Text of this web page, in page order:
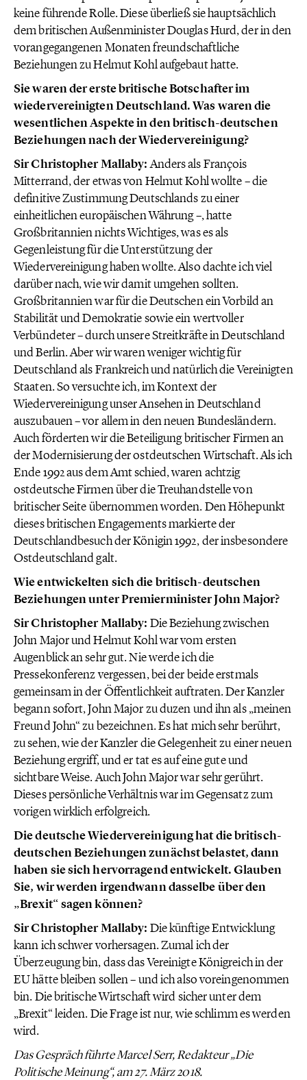
keine führende Rolle. Diese überließ sie hauptsächlich
dem britischen Außenminister Douglas Hurd, der in den
vorangegangenen Monaten freundschaftliche
Beziehungen zu Helmut Kohl aufgebaut hatte.
Sie waren der erste britische Botschafter im
wiedervereinigten Deutschland. Was waren die
wesentlichen Aspekte in den britisch-deutschen
Beziehungen nach der Wiedervereinigung?
Sir Christopher Mallaby:Anders als François
Mitterrand, der etwas von Helmut Kohl wollte – die
definitive Zustimmung Deutschlands zu einer
einheitlichen europäischen Währung –, hatte
Großbritannien nichts Wichtiges, was es als
Gegenleistung für die Unterstützung der
Wiedervereinigung haben wollte. Also dachte ich viel
darüber nach, wie wir damit umgehen sollten.
Großbritannien war für die Deutschen ein Vorbild an
Stabilität und Demokratie sowie ein wertvoller
Verbündeter – durch unsere Streitkräfte in Deutschland
und Berlin. Aber wir waren weniger wichtig für
Deutschland als Frankreich und natürlich die Vereinigten
Staaten. So versuchte ich, im Kontext der
Wiedervereinigung unser Ansehen in Deutschland
auszubauen – vor allem in den neuen Bundesländern.
Auch förderten wir die Beteiligung britischer Firmen an
der Modernisierung der ostdeutschen Wirtschaft. Als ich
Ende 1992 aus dem Amt schied, waren achtzig
ostdeutsche Firmen über die Treuhandstelle von
britischer Seite übernommen worden. Den Höhepunkt
dieses britischen Engagements markierte der
Deutschlandbesuch der Königin 1992, der insbesondere
Ostdeutschland galt.
Wie entwickelten sich die britisch-deutschen
Beziehungen unter Premierminister John Major?
Sir Christopher Mallaby: Die Beziehung zwischen
John Major und Helmut Kohl war vom ersten
Augenblick an sehr gut. Nie werde ich die
Pressekonferenz vergessen, bei der beide erstmals
gemeinsam in der Öffentlichkeit auftraten. Der Kanzler
begann sofort, John Major zu duzen und ihn als „meinen
Freund John“ zu bezeichnen. Es hat mich sehr berührt,
zu sehen, wie der Kanzler die Gelegenheit zu einer neuen
Beziehung ergriff, und er tat es auf eine gute und
sichtbare Weise. Auch John Major war sehr gerührt.
Dieses persönliche Verhältnis war im Gegensatz zum
vorigen wirklich erfolgreich.
Die deutsche Wiedervereinigung hat die britisch-
deutschen Beziehungen zunächst belastet, dann
haben sie sich hervorragend entwickelt. Glauben
Sie, wir werden irgendwann dasselbe über den
„Brexit“ sagen können?
Sir Christopher Mallaby: Die künftige Entwicklung
kann ich schwer vorhersagen. Zumal ich der
Überzeugung bin, dass das Vereinigte Königreich in der
EU hätte bleiben sollen – und ich also voreingenommen
bin. Die britische Wirtschaft wird sicher unter dem
„Brexit“ leiden. Die Frage ist nur, wie schlimm es werden
wird.
Das Gespräch führte Marcel Serr, Redakteur „Die
Politische Meinung“, am 27. März 2018.